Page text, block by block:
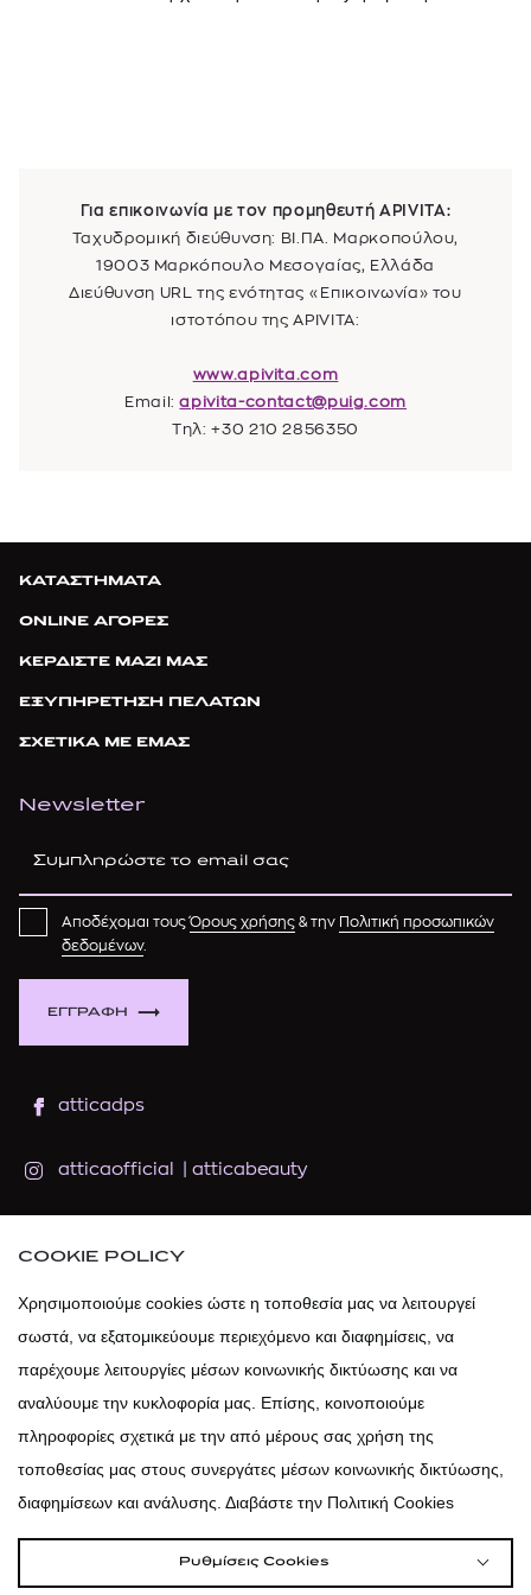
Για επικοινωνία με τον προμηθευτή APIVITA:
Ταχυδρομική διεύθυνση: ΒΙ.ΠΑ. Μαρκοπούλου,
19003 Μαρκόπουλο Μεσογαίας, Ελλάδα
Διεύθυνση URL της ενότητας «Επικοινωνία» του
ιστοτόπου τηςAPIVITA:
www.apivita.com
Email:apivita-contact@puig.com
Τηλ: +30 210 2856350
ΚΑΤΑΣΤΗΜΑΤΑ
ONLINE ΑΓΟΡΕΣ
ΚΕΡΔΙΣΤΕ ΜΑΖΙ ΜΑΣ
ΕΞΥΠΗΡΕΤΗΣΗ ΠΕΛΑΤΩΝ
ΣΧΕΤΙΚΑ ΜΕ ΕΜΑΣ
Newsletter
ΕΓΓΡΑΦΗ
Αποδέχομαι τουςΌρους χρήσης & την Πολιτική προσωπικών
δεδομένων.
atticadps
atticaofficial atticabeauty
atticadps
COOKIE POLICY
Χρησιμοποιούμε cookies ώστε η τοποθεσία μας να λειτουργεί
σωστά, να εξατομικεύουμε περιεχόμενο και διαφημίσεις, να
παρέχουμε λειτουργίες μέσων κοινωνικής δικτύωσης και να
αναλύουμε την κυκλοφορία μας. Επίσης, κοινοποιούμε
πληροφορίες σχετικά με την από μέρους σας χρήση της
τοποθεσίας μας στους συνεργάτες μέσων κοινωνικής δικτύωσης,
διαφημίσεων και ανάλυσης. Διαβάστε την Πολιτική Cookies
Ρυθμίσεις Cookies